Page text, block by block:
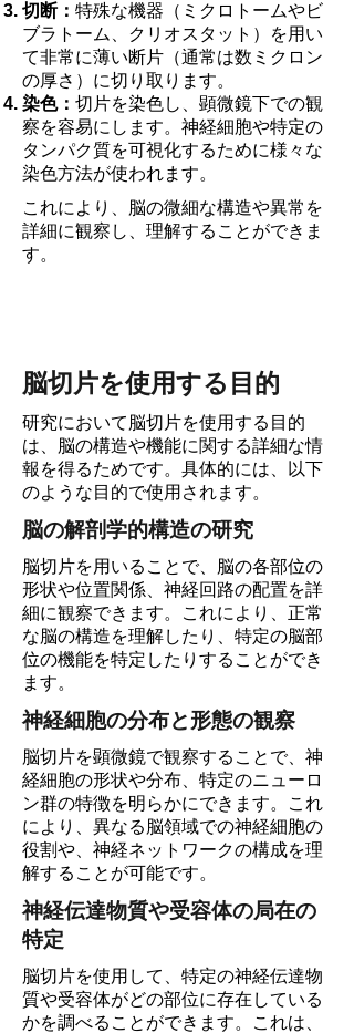
切断： 特殊な機器（ミクロトームやビ
ブラトーム、クリオスタット）を用い
て非常に薄い断片（通常は数ミクロン
の厚さ）に切り取ります。
染色： 切片を染色し、顕微鏡下での観
察を容易にします。神経細胞や特定の
タンパク質を可視化するために様々な
染色方法が使われます。
これにより、脳の微細な構造や異常を
詳細に観察し、理解することができま
す。
脳切片を使用する目的
研究において脳切片を使用する目的
は、脳の構造や機能に関する詳細な情
報を得るためです。具体的には、以下
のような目的で使用されます。
脳の解剖学的構造の研究
脳切片を用いることで、脳の各部位の
形状や位置関係、神経回路の配置を詳
細に観察できます。これにより、正常
な脳の構造を理解したり、特定の脳部
位の機能を特定したりすることができ
ます。
神経細胞の分布と形態の観察
脳切片を顕微鏡で観察することで、神
経細胞の形状や分布、特定のニューロ
ン群の特徴を明らかにできます。これ
により、異なる脳領域での神経細胞の
役割や、神経ネットワークの構成を理
解することが可能です。
神経伝達物質や受容体の局在の
特定
脳切片を使用して、特定の神経伝達物
質や受容体がどの部位に存在している
かを調べることができます。これは、